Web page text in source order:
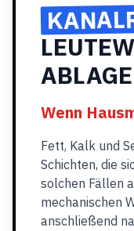
Wenn
Fett, Kalk und
Schichten, die
solchen Fällen
mechanischen
anschließend